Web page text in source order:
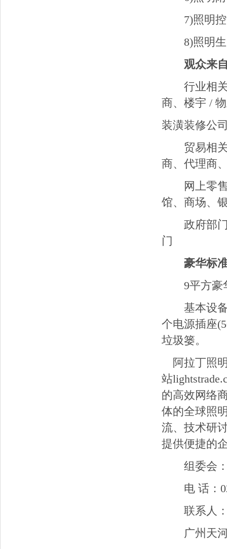
7)照明控
8)照明生
观众来
行业相关
商、楼宇 /
装潢装修公
贸易相关
商、代理商
网上零售
馆、商场、
政府部门
门
豪华标
9平方豪华
基本设备
个电源插座
垃圾篓。
阿拉丁照明
站
的高效网络
体的全球照
流、技术研
提供便捷的
组委会
电 话：
联系人：
广州天河